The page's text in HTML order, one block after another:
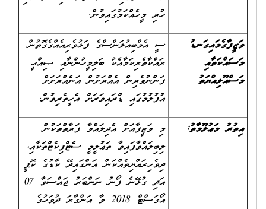
ހުރި މީހެއްކަމުގައިވުން.
ވަޒީފާގެމައިގަނޑު
މަސައްކަތާއި
މަސްއޫލިއްޔަތު
ސީ އެމްބިއުލަންސްގެ ފަޅުވެރިއެއްގެގޮތުން
ރައްކާތެރިކަމާއެކު ބަލިމީހުންނާއި ޞިއްޙީ
ފަންނުވެރިން އެއްރަށުން އަނެއްރަށަށް
އުފުލުމުގައި ޑްރައިވަރަށް އެހީތެރިވުން.
އިތުރު މަޢުލޫމާތު:
މި ވަޒީފާއަށް އެދިލައްވާ ފަރާތްތަކުން
ލިބިލައްވާފައިވާ ތަޢުލީމީ ސެޓްފިކެޓްތަކާއި،
ދިވެހިރައްޔިތެއްކަން އަންގައިދޭ ކާޑުގެ ކޮޕީ
އަދި ގުޅޭނެ ފޯނު ނަންބަރު ޖައްސަވާ 07
އޯގަސްޓް 2018 ވާ އަންގާރަ ދުވަހުގެ